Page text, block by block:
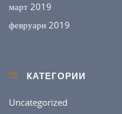
март 2019
февруари 2019
КАТЕГОРИИ
Uncategorized